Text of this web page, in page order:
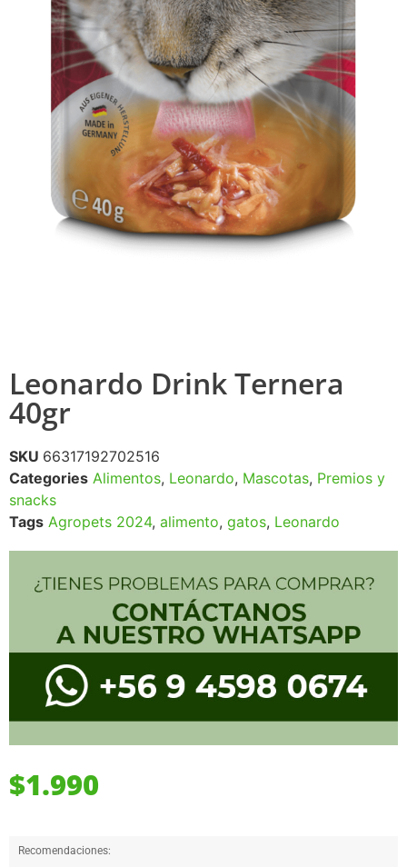
Leonardo Drink Ternera
40gr
SKU 66317192702516
Categories Alimentos, Leonardo, Mascotas, Premios y
snacks
Tags Agropets 2024, alimento, gatos, Leonardo
$1.990
Recomendaciones: